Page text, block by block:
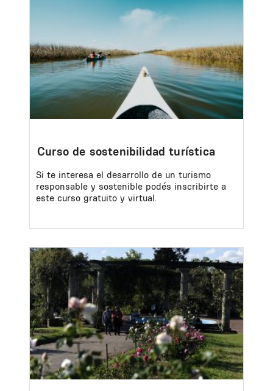
Curso de sostenibilidad turística
Si te interesa el desarrollo de un turismo
responsable y sostenible podés inscribirte a
este curso gratuito y virtual.
Image